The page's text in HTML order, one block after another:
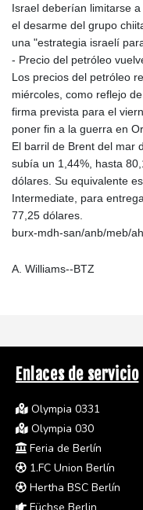
Israel deberían limitarse
el desarme del grupo
una "estrategia israelí
- Precio del petróleo
Los precios del petróleo
miércoles, como reflejo
firma prevista para el
poner fin a la guerra en
El barril de Brent del mar
subía un 1,44%, hasta
dólares. Su equivalente
Intermediate, para
77,25 dólares.
burx-mdh-san/anb/meb/
A. Williams--BTZ
Enlaces de servicio
Olympia 0331
Olympia 030
Feria de Berlín
1.FC Union Berlín
Hertha BSC Berlín